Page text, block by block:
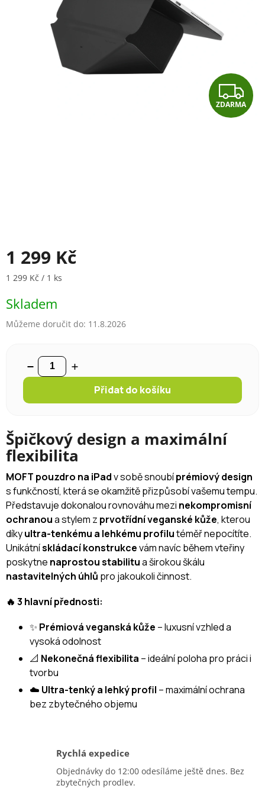
Z
D
ZDARMA
1 299 Kč
Měrná cena:
1 299 Kč / 1 ks
Skladem
Můžeme doručit do: 11.8.2026
Přidat do košíku
Špičkový design a maximální
flexibilita
MOFT pouzdro na iPadv sobě snoubíprémiový design
s funkčností, která se okamžitě přizpůsobí vašemu tempu.
Představuje dokonalou rovnováhu mezi nekompromisní
ochranoua stylem z prvotřídní veganské kůže, kterou
díkyultra-tenkému a lehkému profilutéměř nepocítíte.
Unikátnískládací konstrukcevám navíc během vteřiny
poskytne naprostou stabilitua širokou škálu
nastavitelných úhlů pro jakoukoli činnost.
🔥 3 hlavní přednosti:
✨ Prémiová veganská kůže – luxusní vzhled a
vysoká odolnost
📐 Nekonečná flexibilita – ideální poloha pro práci i
tvorbu
☁️ Ultra-tenký a lehký profil – maximální ochrana
bez zbytečného objemu
Rychlá expedice
Objednávky do 12:00 odesíláme ještě dnes. Bez
zbytečných prodlev.